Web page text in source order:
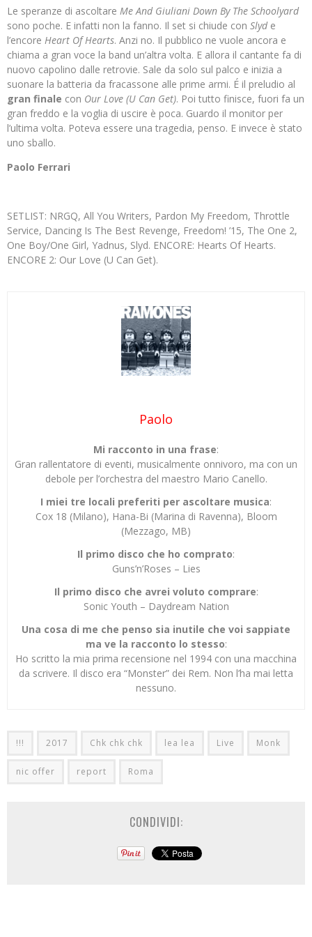
Le speranze di ascoltare Me And Giuliani Down By The Schoolyard
sono poche. E infatti non la fanno. Il set si chiude con Slyde
l’encore Heart Of Hearts. Anzi no. Il pubblico ne vuole ancora e
chiama a gran voce la band un’altra volta. E allora il cantante fa di
nuovo capolino dalle retrovie. Sale da solo sul palco e inizia a
suonare la batteria da fracassone alle prime armi. É il preludio al
gran finale con Our Love (U Can Get). Poi tutto finisce, fuori fa un
gran freddo e la voglia di uscire è poca. Guardo il monitor per
l’ultima volta. Poteva essere una tragedia, penso. E invece è stato
uno sballo.
Paolo Ferrari
SETLIST: NRGQ, All You Writers, Pardon My Freedom, Throttle
Service, Dancing Is The Best Revenge, Freedom! ’15, The One 2,
One Boy/One Girl, Yadnus, Slyd. ENCORE: Hearts Of Hearts.
ENCORE 2: Our Love (U Can Get).
Paolo
Mi racconto in una frase:
Gran rallentatore di eventi, musicalmente onnivoro, ma con un
debole per l’orchestra del maestro Mario Canello.
I miei tre locali preferiti per ascoltare musica:
Cox 18 (Milano), Hana-Bi (Marina di Ravenna), Bloom
(Mezzago, MB)
Il primo disco che ho comprato:
Guns’n’Roses – Lies
Il primo disco che avrei voluto comprare:
Sonic Youth – Daydream Nation
Una cosa di me che penso sia inutile che voi sappiate
ma ve la racconto lo stesso:
Ho scritto la mia prima recensione nel 1994 con una macchina
da scrivere. Il disco era “Monster” dei Rem. Non l’ha mai letta
nessuno.
!!! 2017 Chk chk chk lea lea Live Monk
nic offer report Roma
CONDIVIDI: